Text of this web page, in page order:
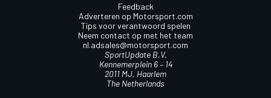
Feedback
Adverteren op Motorsport.com
Tips voor verantwoord spelen
Neem contact op met het team
nl.adsales@motorsport.com
SportUpdate B.V.
Kennemerplein 6 – 14
2011 MJ, Haarlem
The Netherlands